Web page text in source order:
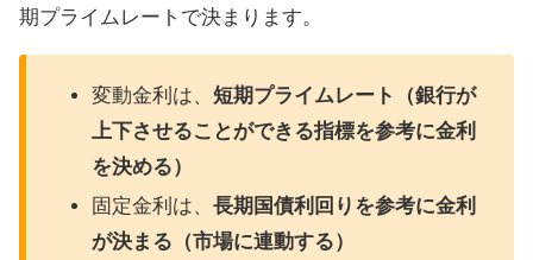
期プライムレートで決まります。
変動金利は、 短期プライムレート（銀行が
上下させることができる指標を参考に金利
を決める）
固定金利は、 長期国債利回りを参考に金利
が決まる（市場に連動する）